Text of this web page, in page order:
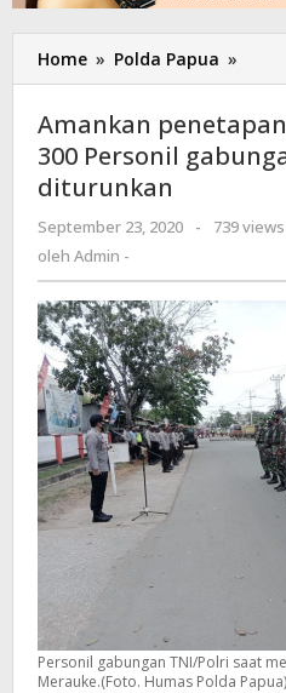
Home » Polda Papua »
300
TNI/
Amankan
300 Personil
diturunkan
September 23, 2020
oleh
-
739 views
oleh Admin -
Personil gabungan TNI/Polri saat
Merauke.(Foto. Humas Polda Papua)